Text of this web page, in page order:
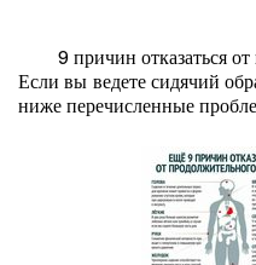
9 причин отказаться
Если вы ведете сидячий
ниже перечисленные